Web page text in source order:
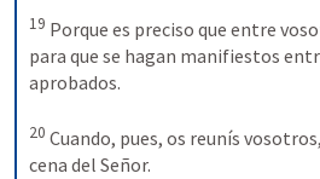
19 Porque es preciso que entre
para que se hagan manifiestos
aprobados.
20 Cuando, pues, os reunís
cena del Señor.